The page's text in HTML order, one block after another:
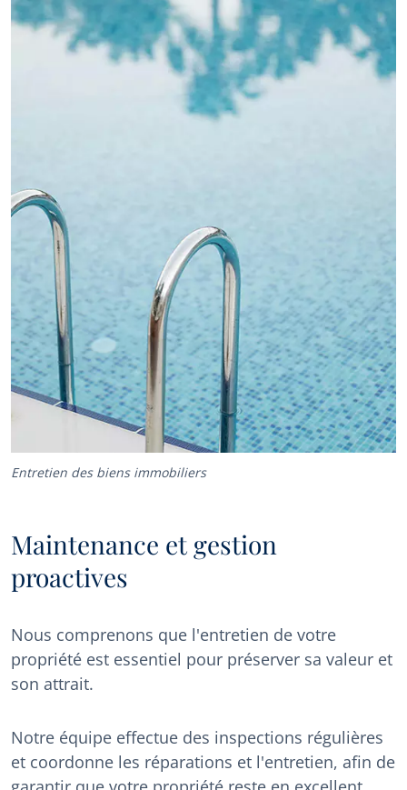
Entretien des biens immobiliers
Maintenance et gestion
proactives
Nous comprenons que l'entretien de votre
propriété est essentiel pour préserver sa valeur et
son attrait.
Notre équipe effectue des inspections régulières
et coordonne les réparations et l'entretien, afin de